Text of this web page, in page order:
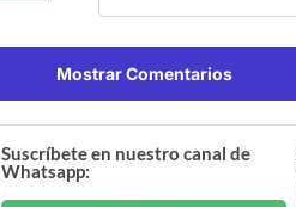
Mostrar Comentarios
Suscríbete en nuestro canal de
Whatsapp: